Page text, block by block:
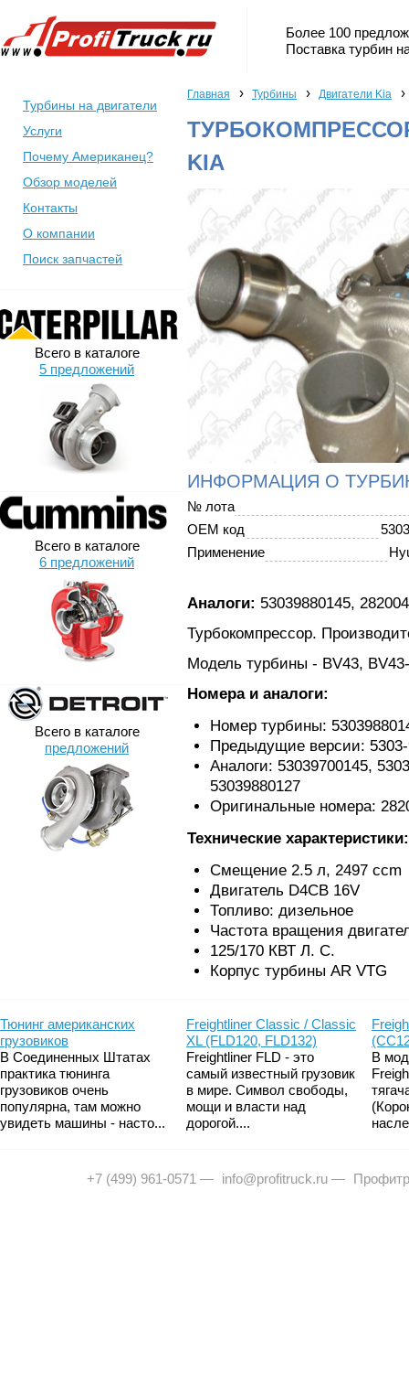
Более 100
Поставка турбин
Турбины на двигатели
Услуги
Почему Американец?
Обзор моделей
Контакты
О компании
Поиск запчастей
Всего в каталоге
5 предложений
Всего в каталоге
6 предложений
Всего в каталоге
предложений
Главная › Турбины › Двигатели Kia ›
ТУРБОКОМПРЕССОР
KIA
ИНФОРМАЦИЯ О
№ лота
OEM код
Применение
Аналоги: 53039880145,
Турбокомпрессор.
Модель турбины - BV43,
Номера и аналоги:
Номер турбины:
Предыдущие версии: 5303-
Аналоги: 53039700145,
53039880127
Оригинальные номера:
Технические характеристики:
Смещение 2.5 л, 2497 ccm
Двигатель D4CB 16V
Топливо: дизельное
Частота вращения
125/170 КВТ Л. С.
Корпус турбины AR VTG
Тюнинг американских
грузовиков
В Соединенных Штатах
практика тюнинга
грузовиков очень
популярна, там можно
увидеть машины - насто...
Freightliner Classic / Classic
XL (FLD120, FLD132)
Freightliner FLD - это
самый известный грузовик
в мире. Символ свободы,
мощи и власти над
дорогой....
В
+7 (499) 961-0571 — info@profitruck.ru —